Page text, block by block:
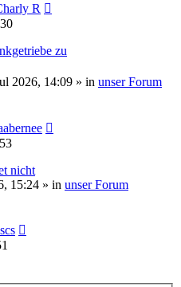
R
zu
2026, 14:09 » in unser Forum
nicht
15:24 » in unser Forum